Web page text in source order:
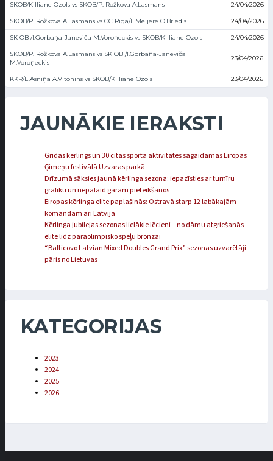
SKOB/Killiane Ozols vs SKOB/P. Rožkova A.Lasmans 24/04/2026
SKOB/P. Rožkova A.Lasmans vs CC Rīga/L.Meijere O.Briedis 24/04/2026
SK OB /I.Gorbaņa-Janeviča M.Voroņeckis vs SKOB/Killiane Ozols 24/04/2026
SKOB/P. Rožkova A.Lasmans vs SK OB /I.Gorbaņa-Janeviča
M.Voroņeckis
23/04/2026
KKR/E.Asniņa A.Vitohins vs SKOB/Killiane Ozols 23/04/2026
JAUNĀKIE IERAKSTI
Grīdas kērlings un 30 citas sporta aktivitātes sagaidāmas Eiropas
Ģimeņu festivālā Uzvaras parkā
Drīzumā sāksies jaunā kērlinga sezona: iepazīsties ar turnīru
grafiku un nepalaid garām pieteikšanos
Eiropas kērlinga elite paplašinās: Ostravā starp 12 labākajām
komandām arī Latvija
Kērlinga jubilejas sezonas lielākie lēcieni – no dāmu atgriešanās
elitē līdz paraolimpisko spēļu bronzai
“Balticovo Latvian Mixed Doubles Grand Prix” sezonas uzvarētāji –
pāris no Lietuvas
KATEGORIJAS
2023
2024
2025
2026